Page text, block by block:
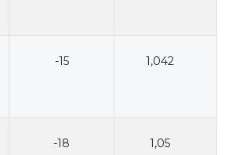
-15 1,042
-18 1,05